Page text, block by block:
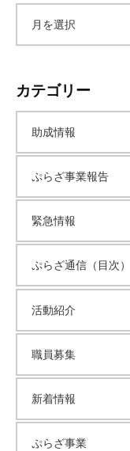
カ
イ
ブ
カテゴリー
助成情報
ぷらざ事業報告
緊急情報
ぷらざ通信（目次）
活動紹介
職員募集
新着情報
ぷらざ事業